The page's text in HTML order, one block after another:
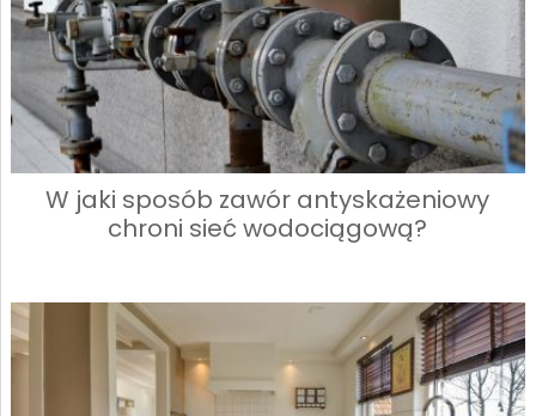
W jaki sposób zawór antyskażeniowy
chroni sieć wodociągową?